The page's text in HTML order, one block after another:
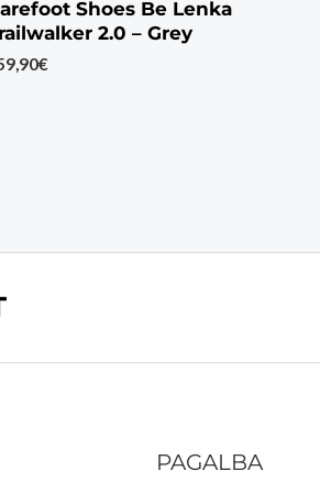
Shoes Be Lenka
2.0 – Grey
€
PAGALBA